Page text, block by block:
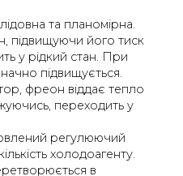
та планомірна.
підвищуючи його тиск
у рідкий стан. При
підвищується.
фреон віддає тепло
переходить у
регулюючий
холодоагенту.
в